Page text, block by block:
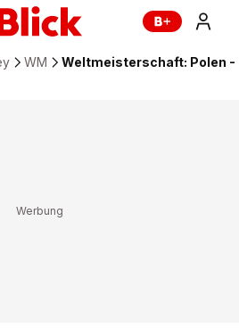
WM Weltmeisterschaft: Polen -